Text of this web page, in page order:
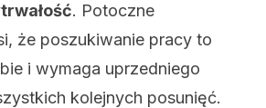
. Potoczne
że poszukiwanie pracy to
i wymaga uprzedniego
kolejnych posunięć.